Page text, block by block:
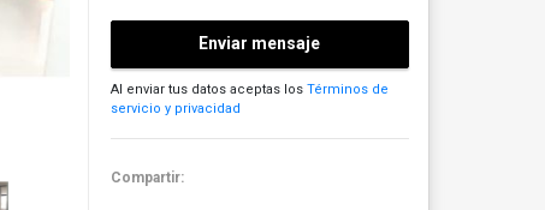
Enviar mensaje
Al enviar tus datos aceptas los Términos de
servicio y privacidad
Compartir: